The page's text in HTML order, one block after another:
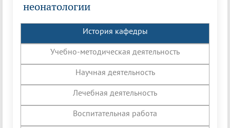
неонатологии
История кафедры
Учебно-методическая деятельность
Научная деятельность
Лечебная деятельность
Воспитательная работа